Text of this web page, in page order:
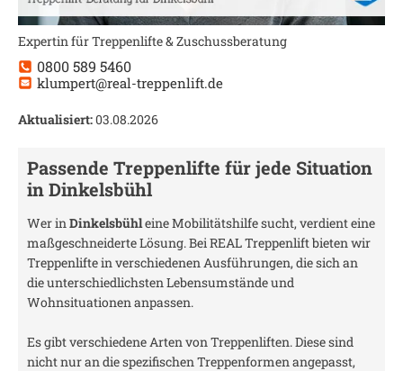
Expertin für Treppenlifte & Zuschussberatung
0800 589 5460
klumpert@real-treppenlift.de
Aktualisiert:03.08.2026
Passende Treppenlifte für jede Situation
inDinkelsbühl
Wer inDinkelsbühleine Mobilitätshilfe sucht, verdient eine
maßgeschneiderte Lösung. Bei REAL Treppenlift bieten wir
Treppenlifte in verschiedenen Ausführungen, die sich an
die unterschiedlichsten Lebensumstände und
Wohnsituationen anpassen.
Es gibt verschiedene Arten von Treppenliften. Diese sind
nicht nur an die spezifischen Treppenformen angepasst,